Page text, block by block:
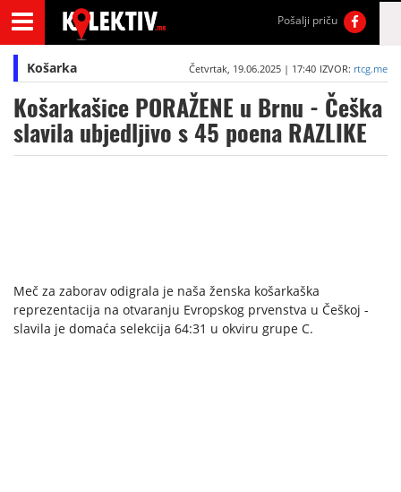
Pošalji priču
Košarka Četvrtak, 19.06.2025 | 17:40 IZVOR: rtcg.me
Košarkašice PORAŽENE u Brnu - Češka
slavila ubjedljivo s 45 poena RAZLIKE
Meč za zaborav odigrala je naša ženska košarkaška
reprezentacija na otvaranju Evropskog prvenstva u Češkoj -
slavila je domaća selekcija 64:31 u okviru grupe C.